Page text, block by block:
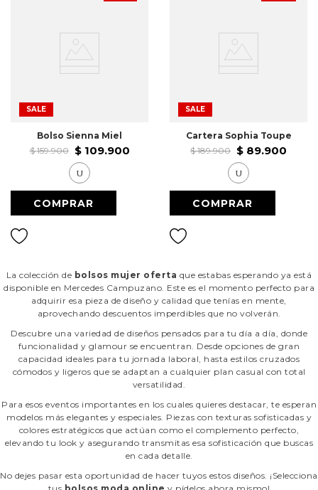
SALE
Bolso Sienna Miel
$ 159.900 $ 109.900
U
SALE
Cartera Sophia Toupe
$ 189.900 $ 89.900
U
La colección de bolsos mujer oferta que estabas esperando ya está
disponible en Mercedes Campuzano. Este es el momento perfecto para
adquirir esa pieza de diseño y calidad que tenías en mente,
aprovechando descuentos imperdibles que no volverán.
Descubre una variedad de diseños pensados para tu día a día, donde
funcionalidad y glamour se encuentran. Desde opciones de gran
capacidad ideales para tu jornada laboral, hasta estilos cruzados
cómodos y ligeros que se adaptan a cualquier plan casual con total
versatilidad.
Para esos eventos importantes en los cuales quieres destacar, te esperan
modelos más elegantes y especiales. Piezas con texturas sofisticadas y
colores estratégicos que actúan como el complemento perfecto,
elevando tu look y asegurando transmitas esa sofisticación que buscas
en cada detalle.
No dejes pasar esta oportunidad de hacer tuyos estos diseños. ¡Selecciona